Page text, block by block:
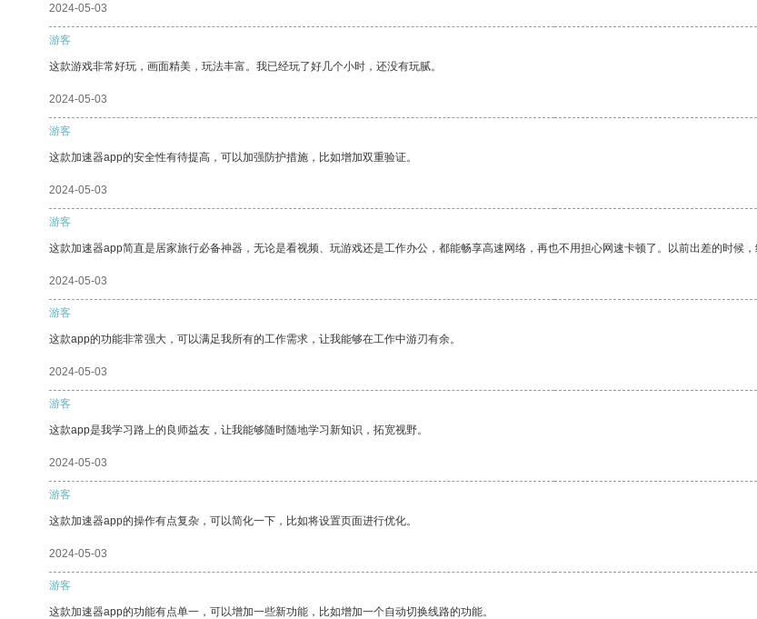
2024-05-03
游客
这款游戏非常好玩，画面精美，玩法丰富。我已经玩了好几个小时，还没有玩腻。
2024-05-03
游客
这款加速器app的安全性有待提高，可以加强防护措施，比如增加双重验证。
2024-05-03
游客
这款加速器app简直是居家旅行必备神器，无论是看视频、玩游戏还是工作办公，都能畅享高速网络，再也不用担心网速卡顿了。以前出差的时候
2024-05-03
游客
这款app的功能非常强大，可以满足我所有的工作需求，让我能够在工作中游刃有余。
2024-05-03
游客
这款app是我学习路上的良师益友，让我能够随时随地学习新知识，拓宽视野。
2024-05-03
游客
这款加速器app的操作有点复杂，可以简化一下，比如将设置页面进行优化。
2024-05-03
游客
这款加速器app的功能有点单一，可以增加一些新功能，比如增加一个自动切换线路的功能。